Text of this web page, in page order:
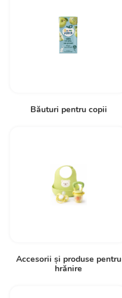
Băuturi pentru copii
Accesorii și produse pentru
hrănire